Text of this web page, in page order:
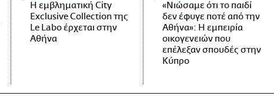
Η εμβληματική City
Exclusive Collection της
Le Labo έρχεται στην
Αθήνα
«Νιώσαμε ότι το παιδί
δεν έφυγε ποτέ από την
Αθήνα»: Η εμπειρία
οικογενειών που
επέλεξαν σπουδές στην
Κύπρο